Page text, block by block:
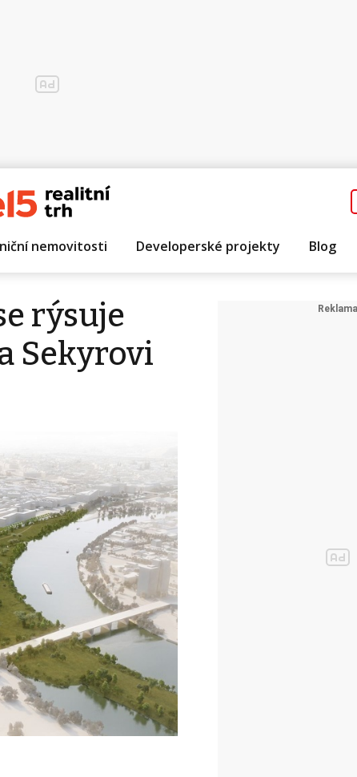
nemovitosti Developerské projekty Blog
rýsuje
Sekyrovi